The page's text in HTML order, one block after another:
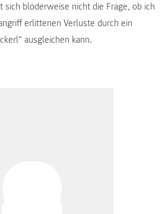
blöderweise nicht die Frage, ob ich
erlittenen Verluste durch ein
ausgleichen kann.